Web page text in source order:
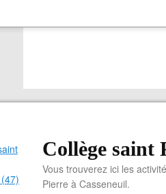
Collège saint
Vous trouverez ici les
Pierre à Casseneuil.